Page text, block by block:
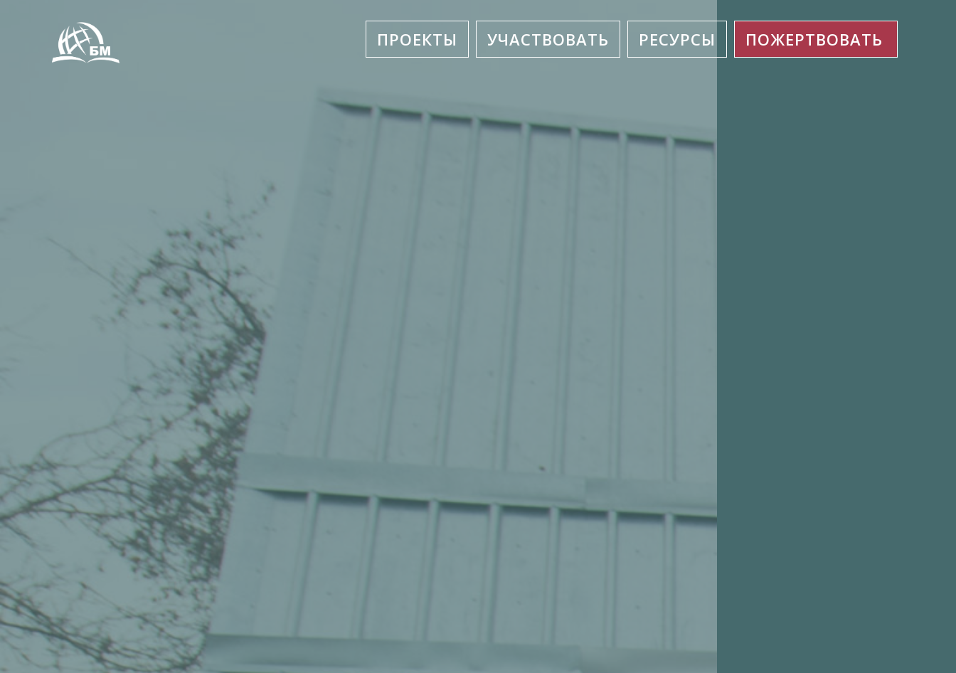
ПРОЕКТЫ УЧАСТВОВАТЬ РЕСУРСЫ ПОЖЕРТВОВАТЬ